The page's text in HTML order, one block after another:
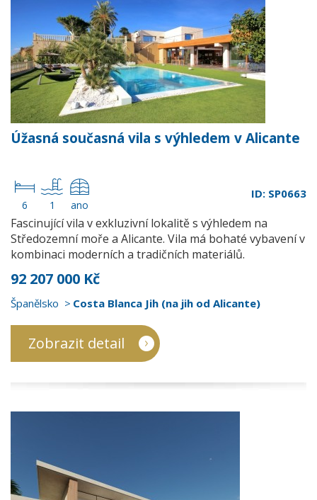
Úžasná současná vila s výhledem v Alicante
6 1 ano
ID: SP0663
Fascinující vila v exkluzivní lokalitě s výhledem na
Středozemní moře a Alicante. Vila má bohaté vybavení v
kombinaci moderních a tradičních materiálů.
92 207 000 Kč
Španělsko Costa Blanca Jih (na jih od Alicante)
Zobrazit detail